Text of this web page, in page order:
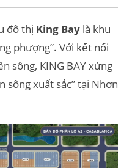
đô thị King Bay là khu
phượng”. Với kết nối
sông, KING BAY xứng
sông xuất sắc” tại Nhơn